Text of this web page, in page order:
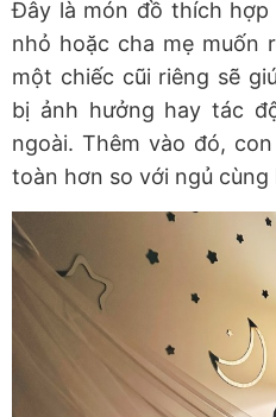
Đây là món đồ thích
nhỏ hoặc cha mẹ muốn
một chiếc cũi riêng sẽ
bị ảnh hưởng hay tác
ngoài. Thêm vào đó,
toàn hơn so với ngủ cùng